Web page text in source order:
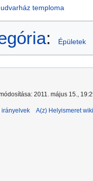
temploma
: Épületek
2011. május 15.,
irányelvek A(z) Helyismeret